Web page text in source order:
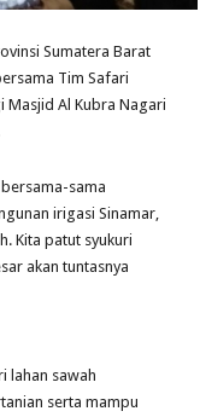
Sumatera Barat
Tim Safari
Masjid Al Kubra Nagari
sama
irigasi Sinamar,
Kita patut syukuri
akan tuntasnya
lahan sawah
serta mampu